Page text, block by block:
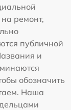
ремонт,
публичной
и
обозначить
Наша